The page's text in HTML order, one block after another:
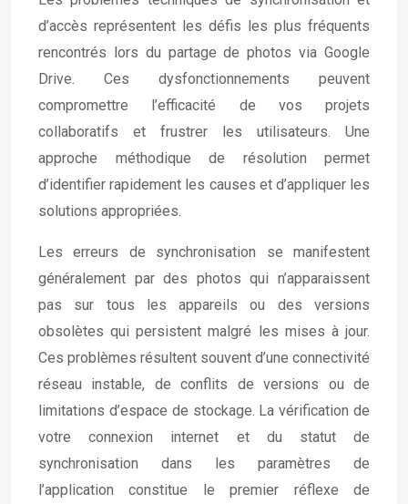
d’accès représentent les défis les plus fréquents
rencontrés lors du partage de photos via Google
Drive. Ces dysfonctionnements peuvent
compromettre l’efficacité de vos projets
collaboratifs et frustrer les utilisateurs. Une
approche méthodique de résolution permet
d’identifier rapidement les causes et d’appliquer les
solutions appropriées.
Les erreurs de synchronisation se manifestent
généralement par des photos qui n’apparaissent
pas sur tous les appareils ou des versions
obsolètes qui persistent malgré les mises à jour.
Ces problèmes résultent souvent d’une connectivité
réseau instable, de conflits de versions ou de
limitations d’espace de stockage. La vérification de
votre connexion internet et du statut de
synchronisation dans les paramètres de
l’application constitue le premier réflexe de